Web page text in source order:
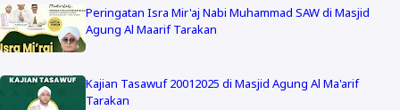
Peringatan Isra Mir'aj Nabi Muhammad SAW di Masjid
Agung Al Maarif Tarakan
Kajian Tasawuf 20012025 di Masjid Agung Al Ma'arif
Tarakan